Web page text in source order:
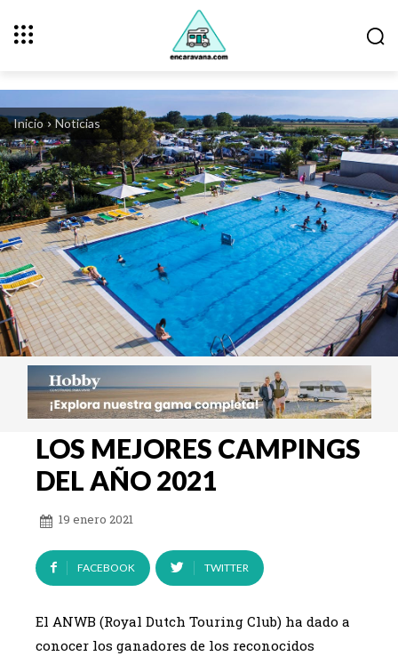
Inicio Noticias
LOS MEJORES CAMPINGS
DEL AÑO 2021
19 enero 2021
FACEBOOK TWITTER
El ANWB (Royal Dutch Touring Club) ha dado a
conocer los ganadores de los reconocidos